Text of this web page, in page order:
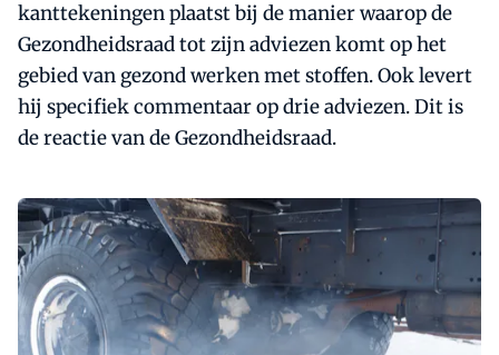
kanttekeningen plaatst bij de manier waarop de
Gezondheidsraad tot zijn adviezen komt op het
gebied van gezond werken met stoffen. Ook levert
hij specifiek commentaar op drie adviezen. Dit is
de reactie van de Gezondheidsraad.